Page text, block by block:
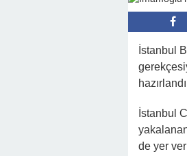
22:16 -
İstanbul
İstanbul
de yer